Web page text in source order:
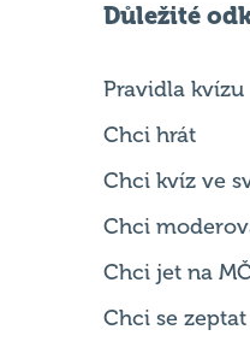
Důležité
Pravidla kvízu
Chci hrát
Chci kvíz ve
Chci
Chci jet na
Chci se zeptat